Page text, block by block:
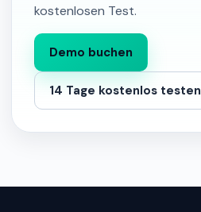
kostenlosen Test.
Demo buchen
14 Tage kostenlos testen